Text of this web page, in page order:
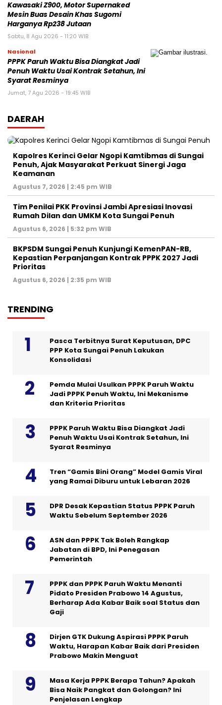
Kawasaki Z900, Motor Supernaked
Mesin Buas Desain Khas Sugomi
Harganya Rp238 Jutaan
Sabtu, 8 Agu 2026 - 11:20 WIB
Nasional
PPPK Paruh Waktu Bisa Diangkat Jadi
Penuh Waktu Usai Kontrak Setahun, Ini
Syarat Resminya
Jumat, 7 Agu 2026 - 19:45 WIB
DAERAH
Kapolres Kerinci Gelar Ngopi Kamtibmas di Sungai
Penuh, Ajak Masyarakat Perkuat Sinergi Jaga
Keamanan
Agustus 7, 2026 | 2:45 pm WIB
Tim Penilai PKK Provinsi Jambi Apresiasi Inovasi
Rumah Dilan dan UMKM Kota Sungai Penuh
Agustus 6, 2026 | 5:32 pm WIB
BKPSDM Sungai Penuh Kunjungi KemenPAN-RB,
Kepastian Perpanjangan Kontrak PPPK 2027 Jadi
Prioritas
Agustus 6, 2026 | 2:35 pm WIB
TRENDING
Pasca Terbitnya Surat Keputusan, DPC
PPP Kota Sungai Penuh Lakukan
Konsolidasi
Pemda Mulai Usulkan PPPK Paruh Waktu
Jadi PPPK Penuh Waktu, Ini Mekanisme
dan Kriteria Prioritas
PPPK Paruh Waktu Bisa Diangkat Jadi
Penuh Waktu Usai Kontrak Setahun, Ini
Syarat Resminya
Tren “Gamis Bini Orang” Model Gamis Viral
yang Ramai Diburu untuk Lebaran 2026
DPR Desak Kepastian Status PPPK Paruh
Waktu Sebelum September 2026
ASN dan PPPK Tak Boleh Rangkap
Jabatan di BPD, Ini Penegasan
Pemerintah
PPPK dan PPPK Paruh Waktu Menanti
Pidato Presiden Prabowo 14 Agustus,
Berharap Ada Kabar Baik soal Status dan
Gaji
Dirjen GTK Dukung Aspirasi PPPK Paruh
Waktu, Harapan Kabar Baik dari Presiden
Prabowo Makin Menguat
Masa Kerja PPPK Berapa Tahun? Apakah
Bisa Naik Pangkat dan Golongan? Ini
Penjelasan Lengkap